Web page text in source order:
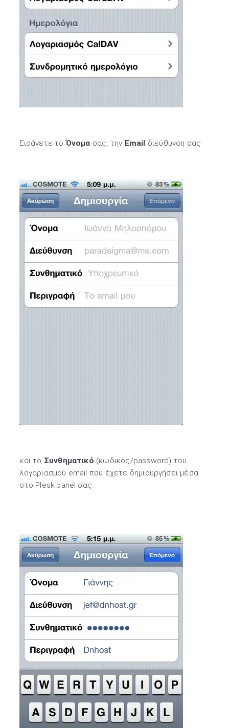
Εισάγετε τοΌνομα σας, την Email διεύθυνση σας
και το Συνθηματικό (κωδικός/password) του
λογαριασμού email που έχετε δημιουργήσει μέσα
στο Plesk panel σας.